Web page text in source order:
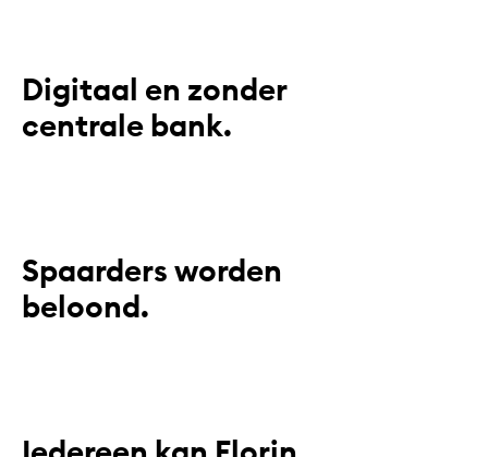
Digitaal en zonder
centrale bank.
Spaarders worden
beloond.